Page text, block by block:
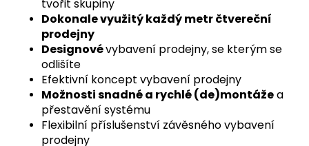
tvořit skupiny
Dokonale využitý každý metr čtvereční
prodejny
Designovévybavení prodejny, se kterým se
odlišíte
Efektivní koncept vybavení prodejny
Možnosti snadné a rychlé (de)montážea
přestavění systému
Flexibilní příslušenství závěsného vybavení
prodejny